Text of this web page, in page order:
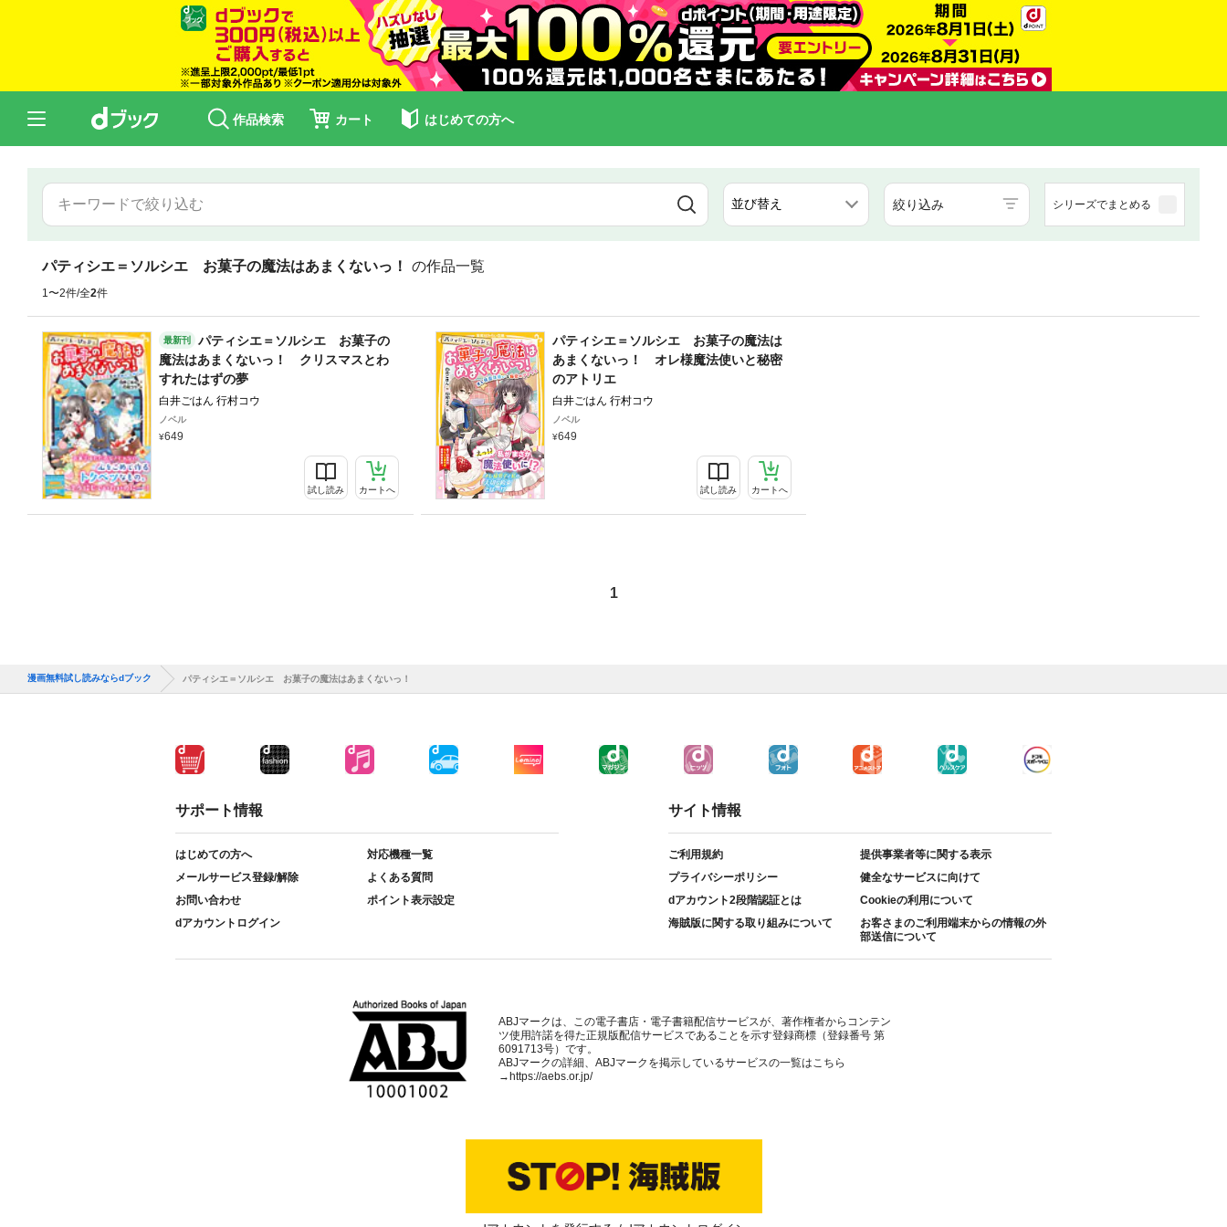
作品検索 カート はじめての方へ
絞り込み シリーズでまとめる
パティシエ＝ソルシエ お菓子の魔法はあまくないっ！ の作品一覧
1〜2件/全2件
最新刊
パティシエ＝ソルシエ お菓子の
魔法はあまくないっ！ クリスマスとわ
すれたはずの夢
白井ごはん 行村コウ
ノベル
649
試し読み カートへ
パティシエ＝ソルシエ お菓子の魔法は
あまくないっ！ オレ様魔法使いと秘密
のアトリエ
白井ごはん 行村コウ
ノベル
649
試し読み カートへ
1
漫画無料試し読みならdブック パティシエ＝ソルシエ お菓子の魔法はあまくないっ！
サポート情報
はじめての方へ
対応機種一覧
メールサービス登録/解除
よくある質問
お問い合わせ
ポイント表示設定
dアカウントログイン
サイト情報
ご利用規約
提供事業者等に関する表示
プライバシーポリシー
健全なサービスに向けて
dアカウント2段階認証とは
Cookieの利用について
海賊版に関する取り組みについて
お客さまのご利用端末からの情報の外
部送信について
ABJマークは、この電子書店・電子書籍配信サービスが、著作権者からコンテン
ツ使用許諾を得た正規版配信サービスであることを示す登録商標（登録番号 第
6091713号）です。
ABJマークの詳細、ABJマークを掲示しているサービスの一覧はこちら
→https://aebs.or.jp/